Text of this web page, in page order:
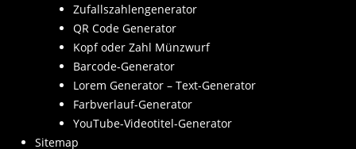
Zufallszahlengenerator
QR Code Generator
Kopf oder Zahl Münzwurf
Barcode-Generator
Lorem Generator – Text-Generator
Farbverlauf-Generator
YouTube-Videotitel-Generator
Sitemap